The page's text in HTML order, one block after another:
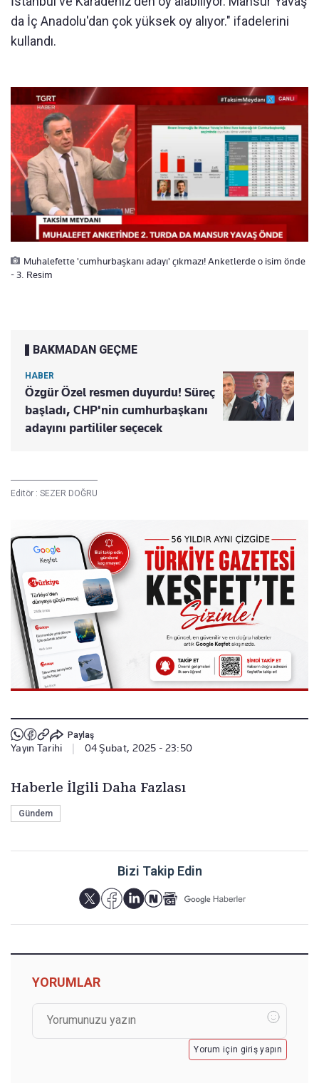
da İç Anadolu'dan çok yüksek oy alıyor." ifadelerini
kullandı.
Muhalefette 'cumhurbaşkanı adayı' çıkmazı! Anketlerde o isim önde
- 3. Resim
BAKMADAN GEÇME
HABER
Özgür Özel resmen duyurdu! Süreç
başladı, CHP'nin cumhurbaşkanı
adayını partililer seçecek
Editör : SEZER DOĞRU
Paylaş
Yayın Tarihi 04 Şubat, 2025 - 23:50
Haberle İlgili Daha Fazlası
Gündem
Bizi Takip Edin
YORUMLAR
Yorum için giriş yapın